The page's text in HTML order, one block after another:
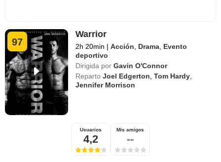
97
Warrior
2h 20min | Acción, Drama, Evento
deportivo
Dirigida por Gavin O'Connor
Reparto Joel Edgerton,Tom Hardy,
Jennifer Morrison
Usuarios
4,2
Mis amigos
--